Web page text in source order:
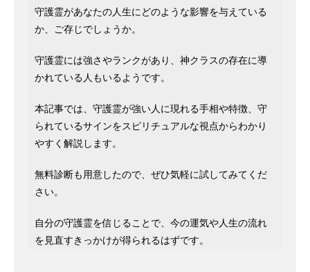
守護霊があなたの人生にどのような影響を与えている
か、ご存じでしょうか。
守護霊には強さやランクがあり、神クラスの存在に導
かれている人もいるようです。
本記事では、守護霊が強い人に現れる手相や特徴、守
られているサインをスピリチュアルな視点からわかり
やすく解説します。
無料診断も用意したので、ぜひ気軽に試してみてくだ
さい。
自分の守護霊を信じることで、今の運気や人生の流れ
を見直すきっかけが得られるはずです。